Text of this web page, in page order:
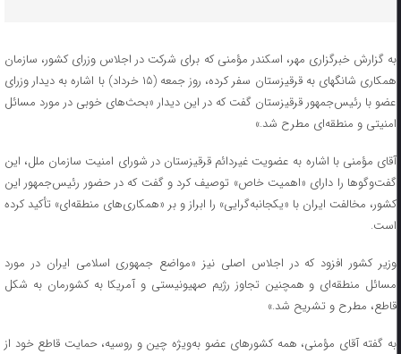
به گزارش خبرگزاری مهر، اسکندر مؤمنی که برای شرکت در اجلاس وزرای کشور، سازمان
همکاری شانگهای به قرقیزستان سفر کرده، روز جمعه (۱۵ خرداد) با اشاره به دیدار وزرای
عضو با رئیس‌جمهور قرقیزستان گفت که در این دیدار «بحث‌های خوبی در مورد مسائل
امنیتی و منطقه‌ای مطرح شد.»
آقای مؤمنی با اشاره به عضویت غیردائم قرقیزستان در شورای امنیت سازمان ملل، این
گفت‌وگوها را دارای «اهمیت خاص» توصیف کرد و گفت که در حضور رئیس‌جمهور این
کشور، مخالفت ایران با «یکجانبه‌گرایی» را ابراز و بر «همکاری‌های منطقه‌ای» تأکید کرده
است.
وزیر کشور افزود که در اجلاس اصلی نیز «مواضع جمهوری اسلامی ایران در مورد
مسائل منطقه‌ای و همچنین تجاوز رژیم صهیونیستی و آمریکا به کشورمان به شکل
قاطع، مطرح و تشریح شد.»
به گفته آقای مؤمنی، همه کشورهای عضو به‌ویژه چین و روسیه، حمایت قاطع خود از